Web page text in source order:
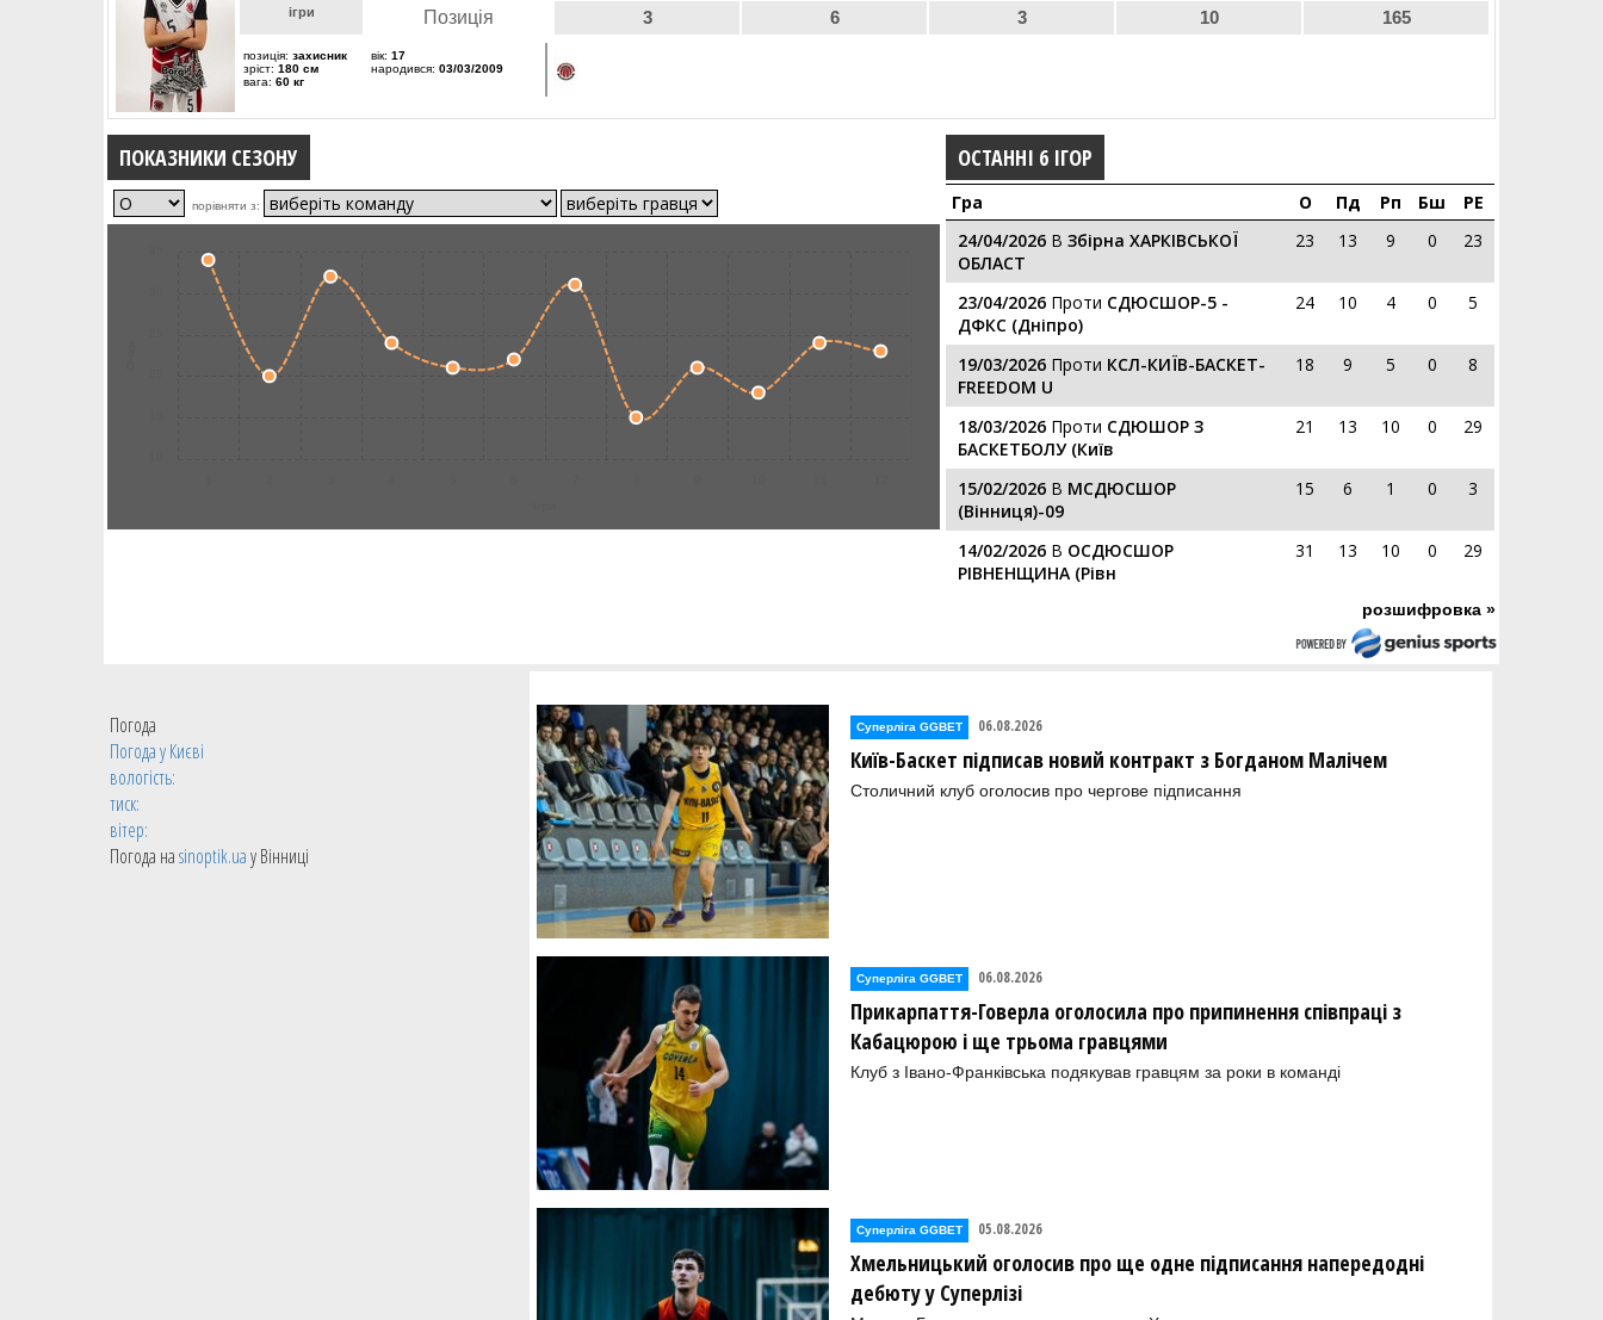
ігри
Позиція
3 6 3 10 165
позиція: захисник
зріст: 180 см
вага: 60 кг
вік: 17
народився: 03/03/2009
ПОКАЗНИКИ СЕЗОНУ
порівняти з:
ОСТАННІ 6 ІГОР
Гра О Пд Рп Бш
РЕ
24/04/2026 ВЗбірна ХАРКІВСЬКОЇ
ОБЛАСТ
23 13 9 0 23
23/04/2026 Проти СДЮСШОР-5 -
ДФКС (Дніпро)
24 10 4 0 5
19/03/2026 Проти КСЛ-КИЇВ-БАСКЕТ-
FREEDOM U
18 9 5 0 8
18/03/2026 Проти СДЮШОР З
БАСКЕТБОЛУ (Київ
21 13 10 0 29
15/02/2026 В МСДЮСШОР
(Вінниця)-09
15 6 1 0 3
14/02/2026 В ОСДЮСШОР
РІВНЕНЩИНА (Рівн
31 13 10 0 29
розшифровка »
Погода
Погода уКиєві
вологість:
тиск:
вітер:
Погода наsinoptik.uaу Вінниці
Суперліга GGBET 06.08.2026
Київ-Баскет підписав новий контракт з Богданом Малічем
Столичний клуб оголосив про чергове підписання
Суперліга GGBET 06.08.2026
Прикарпаття-Говерла оголосила про припинення співпраці з
Кабацюрою і ще трьома гравцями
Клуб з Івано-Франківська подякував гравцям за роки в команді
Суперліга GGBET 05.08.2026
Хмельницький оголосив про ще одне підписання напередодні
дебюту у Суперлізі